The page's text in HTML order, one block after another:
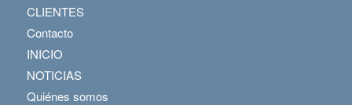
CLIENTES
Contacto
INICIO
NOTICIAS
Quiénes somos